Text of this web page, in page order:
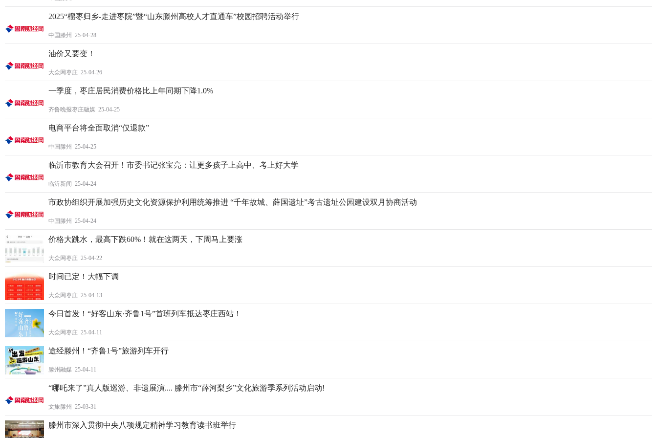
2025“榴枣归乡-走进枣院”暨“山东滕州高校人才直通车”校园招聘活动举行
中国滕州 25-04-28
油价又要变！
大众网枣庄 25-04-26
一季度，枣庄居民消费价格比上年同期下降1.0%
齐鲁晚报枣庄融媒 25-04-25
电商平台将全面取消“仅退款”
中国滕州 25-04-25
临沂市教育大会召开！市委书记张宝亮：让更多孩子上高中、考上好大学
临沂新闻 25-04-24
市政协组织开展加强历史文化资源保护利用统筹推进 “千年故城、薛国遗址”考古遗址公园建设双月协商活动
中国滕州 25-04-24
价格大跳水，最高下跌60%！就在这两天，下周马上要涨
大众网枣庄 25-04-22
时间已定！大幅下调
大众网枣庄 25-04-13
今日首发！“好客山东·齐鲁1号”首班列车抵达枣庄西站！
大众网枣庄 25-04-11
途经滕州！“齐鲁1号”旅游列车开行
滕州融媒 25-04-11
“哪吒来了”真人版巡游、非遗展演.... 滕州市“薛河梨乡”文化旅游季系列活动启动!
文旅滕州 25-03-31
滕州市深入贯彻中央八项规定精神学习教育读书班举行